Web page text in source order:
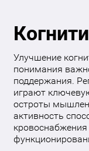
Улучшение
понимания
поддержания.
играют
остроты
активность